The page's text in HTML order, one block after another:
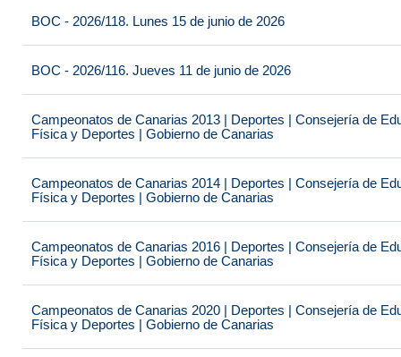
BOC - 2026/118. Lunes 15 de junio de 2026
BOC - 2026/116. Jueves 11 de junio de 2026
Campeonatos de Canarias 2013 | Deportes | Consejería de
Física y Deportes | Gobierno de Canarias
Campeonatos de Canarias 2014 | Deportes | Consejería de
Física y Deportes | Gobierno de Canarias
Campeonatos de Canarias 2016 | Deportes | Consejería de
Física y Deportes | Gobierno de Canarias
Campeonatos de Canarias 2020 | Deportes | Consejería de
Física y Deportes | Gobierno de Canarias